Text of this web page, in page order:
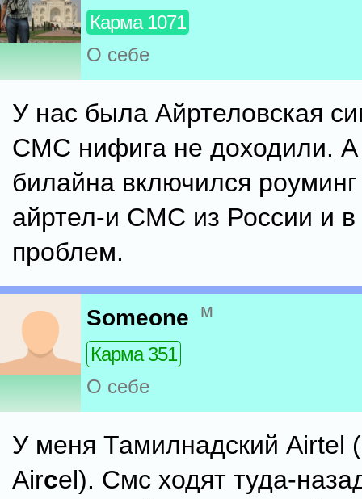
Карма 1071
О себе
У нас была Айртеловская
СМС нифига не доходили. А
билайна включился роуминг
айртел-и СМС из России и
проблем.
Someone м
Карма 351
О себе
У меня Тамилнадский Airtel
Aircel). Смс ходят туда-